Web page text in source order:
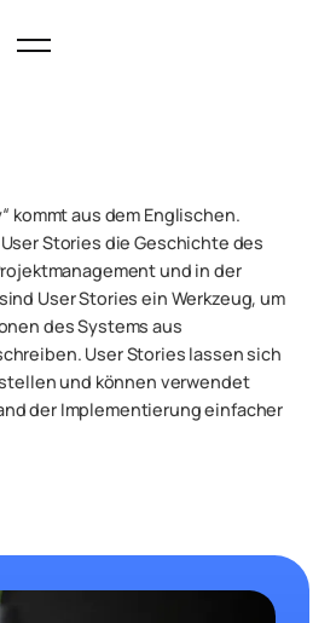
kommt aus dem Englischen.
Stories die Geschichte des
und in der
User Stories ein Werkzeug, um
des Systems aus
User Stories lassen sich
und können verwendet
der Implementierung einfacher